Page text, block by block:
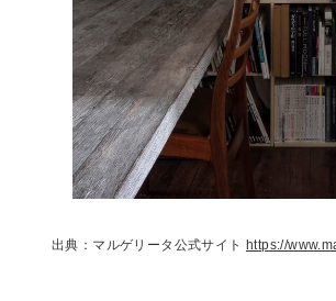
出典：マルゲリータ公式サイト https://